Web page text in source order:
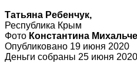
Татьяна Ребенчук,
Республика Крым
Фото Константина
Опубликовано 19 июня 2020
Деньги собраны 25 июня 2020